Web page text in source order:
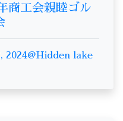
商工会親睦ゴル
2024@Hidden lake